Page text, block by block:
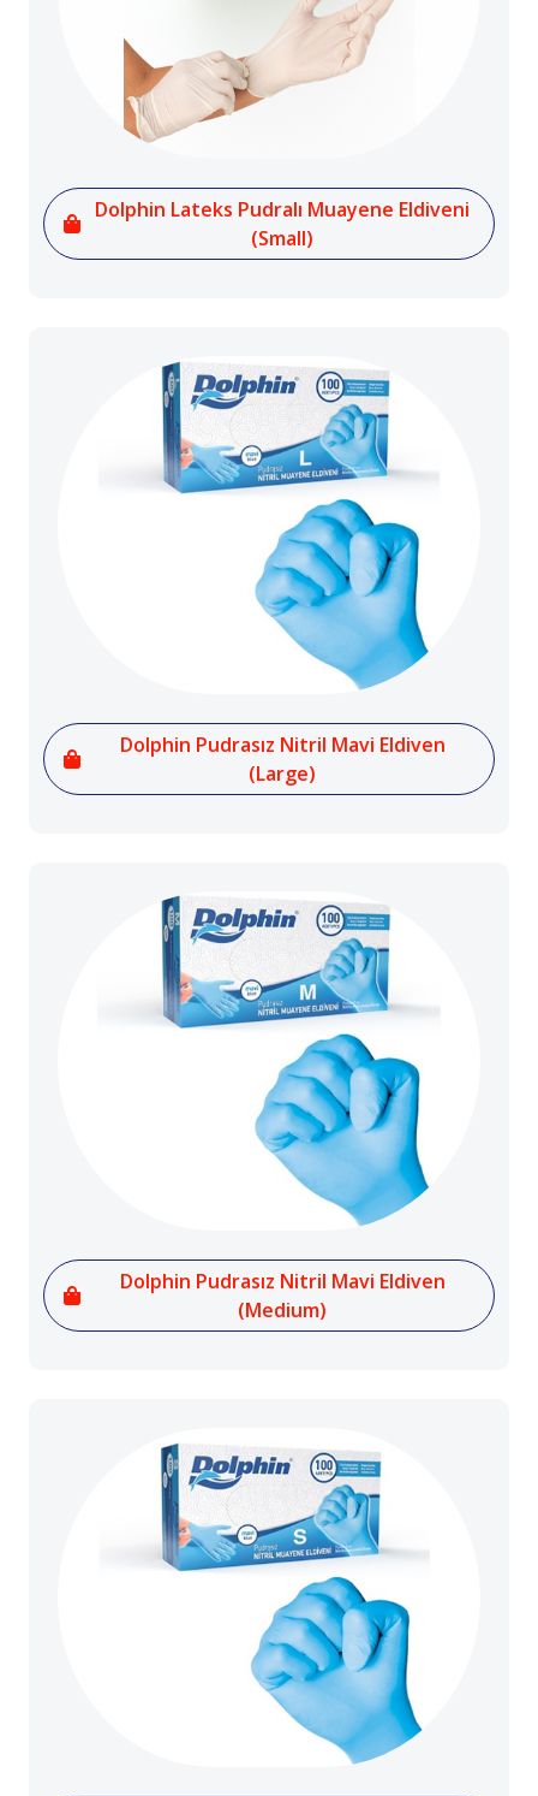
Dolphin Lateks Pudralı Muayene Eldiveni
(Small)
Dolphin Pudrasız Nitril Mavi Eldiven
(Large)
Dolphin Pudrasız Nitril Mavi Eldiven
(Medium)